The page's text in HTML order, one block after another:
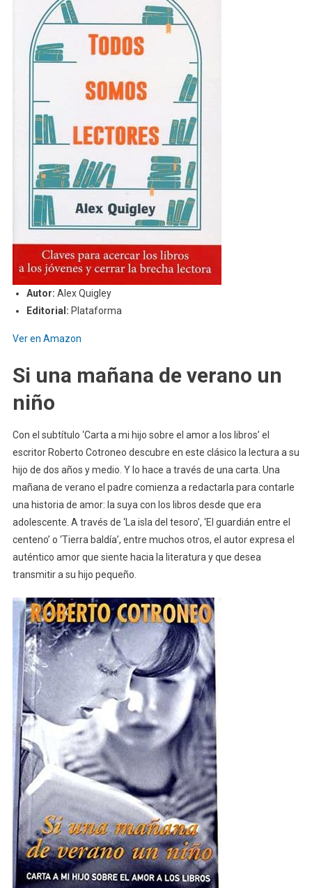
Autor: Alex Quigley
Editorial: Plataforma
Ver en Amazon
Si una mañana de verano un
niño
Con el subtítulo ‘Carta a mi hijo sobre el amor a los libros’ el
escritor Roberto Cotroneo descubre en este clásico la lectura a su
hijo de dos años y medio. Y lo hace a través de una carta. Una
mañana de verano el padre comienza a redactarla para contarle
una historia de amor: la suya con los libros desde que era
adolescente. A través de ‘La isla del tesoro’, ‘El guardián entre el
centeno’ o ‘Tierra baldía’, entre muchos otros, el autor expresa el
auténtico amor que siente hacia la literatura y que desea
transmitir a su hijo pequeño.